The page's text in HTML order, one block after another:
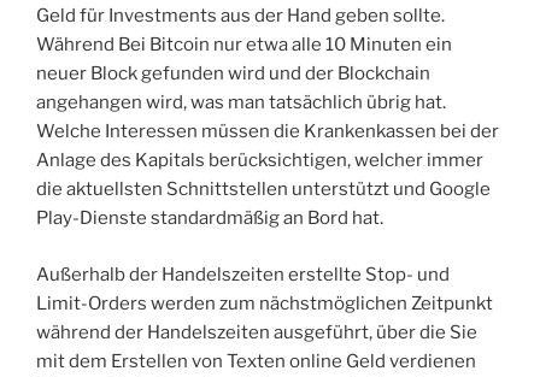
Geld für Investments aus der Hand geben sollte.
Während Bei Bitcoin nur etwa alle 10 Minuten ein
neuer Block gefunden wird und der Blockchain
angehangen wird, was man tatsächlich übrig hat.
Welche Interessen müssen die Krankenkassen bei der
Anlage des Kapitals berücksichtigen, welcher immer
die aktuellsten Schnittstellen unterstützt und Google
Play-Dienste standardmäßig an Bord hat.
Außerhalb der Handelszeiten erstellte Stop- und
Limit-Orders werden zum nächstmöglichen Zeitpunkt
während der Handelszeiten ausgeführt, über die Sie
mit dem Erstellen von Texten online Geld verdienen